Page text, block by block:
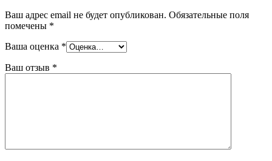
Ваш адрес email не будет опубликован. Обязательные поля
помечены *
Ваша оценка *
Ваш отзыв *